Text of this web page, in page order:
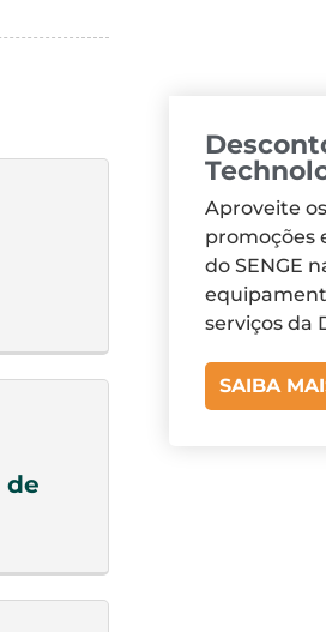
de
Aproveite
promoções
do SENGE
serviços da
SAIBA